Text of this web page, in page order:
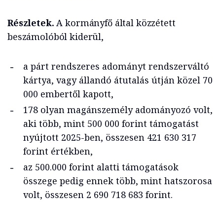
Részletek. A kormányfő által közzétett
beszámolóból kiderül,
a párt rendszeres adományt rendszerváltó
kártya, vagy állandó átutalás útján közel 70
000 embertől kapott,
178 olyan magánszemély adományozó volt,
aki több, mint 500 000 forint támogatást
nyújtott 2025-ben, összesen 421 630 317
forint értékben,
az 500.000 forint alatti támogatások
összege pedig ennek több, mint hatszorosa
volt, összesen 2 690 718 683 forint.